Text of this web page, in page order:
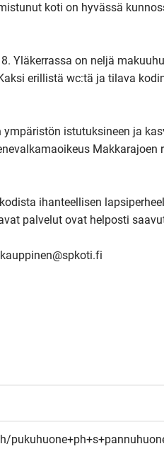
koti on hyvässä
Yläkerrassa on neljä
erillistä wc:tä ja tilava
istutuksineen ja
Makkarajoen
ihanteellisen
palvelut ovat helposti